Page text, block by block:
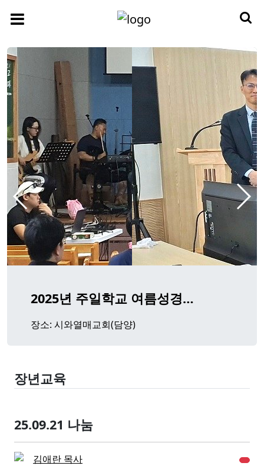
2025년 주일학교 여름성경…
장소: 시와열매교회(담양)
장년교육
25.09.21 나눔
김애란 목사